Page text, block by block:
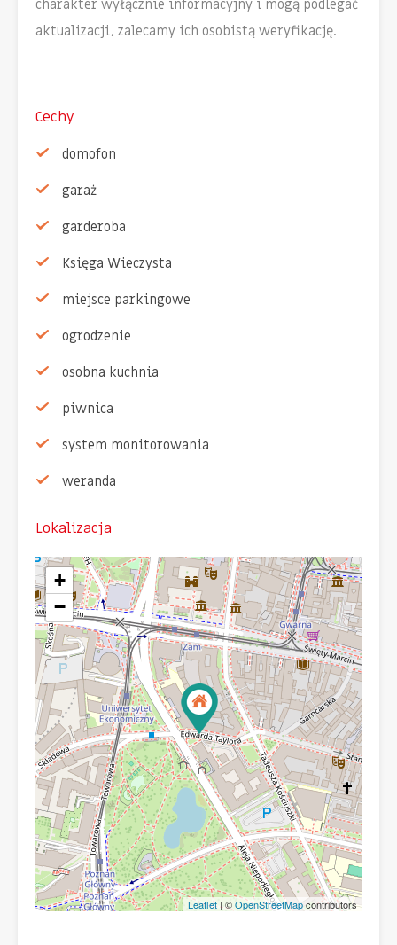
charakter wyłącznie informacyjny i mogą podlegać
aktualizacji, zalecamy ich osobistą weryfikację.
Cechy
domofon
garaż
garderoba
Księga Wieczysta
miejsce parkingowe
ogrodzenie
osobna kuchnia
piwnica
system monitorowania
weranda
Lokalizacja
+
−
Leaflet| ©OpenStreetMapcontributors